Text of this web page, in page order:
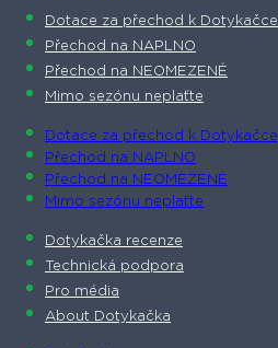
Dotace za přechod k Dotykačce
Přechod na NAPLNO
Přechod na NEOMEZENĚ
Mimo sezónu neplaťte
Dotace za přechod k Dotykačce
Přechod na NAPLNO
Přechod na NEOMEZENĚ
Mimo sezónu neplaťte
Dotykačka recenze
Technická podpora
Pro média
About Dotykačka